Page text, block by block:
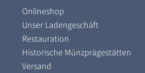
Onlineshop
Unser Ladengeschäft
Restauration
Historische Münzprägestätten
Versand